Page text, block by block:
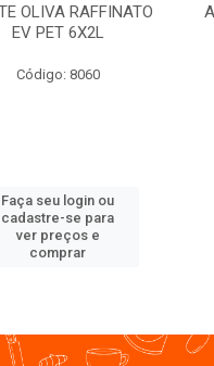
OLIVA RAFFINATO
EV PET 6X2L
Código: 8060
Faça seu login ou
cadastre-se para
ver preços e
comprar